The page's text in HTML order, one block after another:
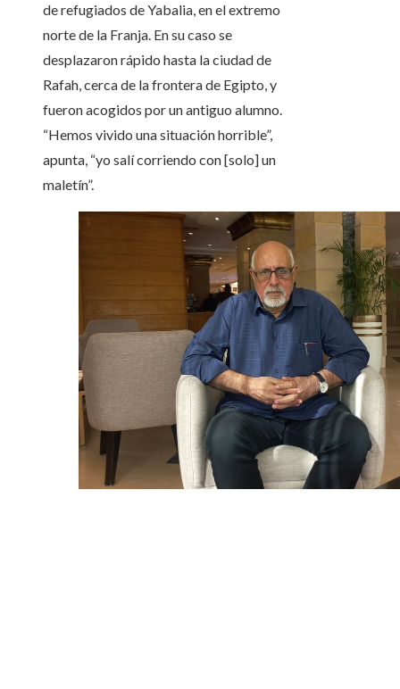
de refugiados de Yabalia, en el extremo
norte de la Franja. En su caso se
desplazaron rápido hasta la ciudad de
Rafah, cerca de la frontera de Egipto, y
fueron acogidos por un antiguo alumno.
“Hemos vivido una situación horrible”,
apunta, “yo salí corriendo con [solo] un
maletín”.